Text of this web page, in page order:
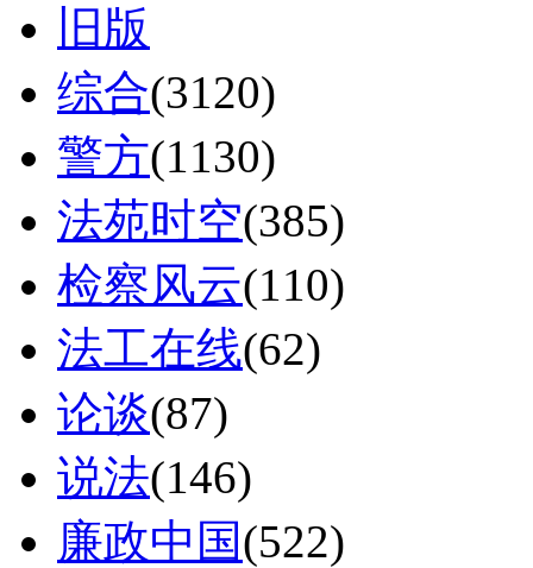
旧版
综合(3120)
警方(1130)
法苑时空(385)
检察风云(110)
法工在线(62)
论谈(87)
说法(146)
廉政中国(522)